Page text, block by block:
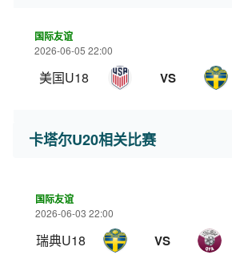
国际友谊
2026-06-05 22:00
美国U18 VS
卡塔尔U20相关比赛
国际友谊
2026-06-03 22:00
瑞典U18 VS